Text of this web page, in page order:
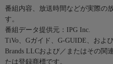
番組内容、放送時間などが実際の
す。
番組データ提供元：IPG Inc.
TiVo、Gガイド、G-GUIDE、およ
Brands LLCおよび／またはその関
たは登録商標です。